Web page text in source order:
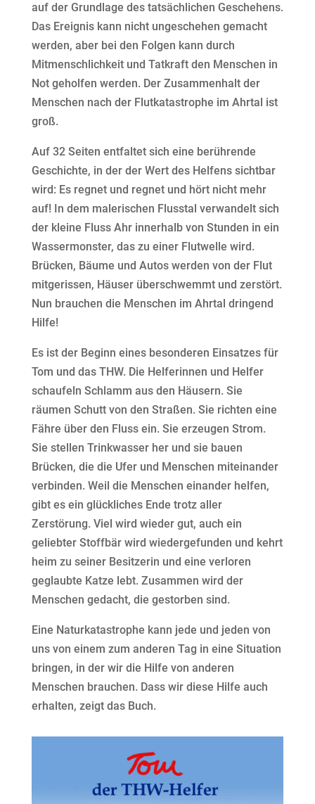
auf der Grundlage des tatsächlichen Geschehens.
Das Ereignis kann nicht ungeschehen gemacht
werden, aber bei den Folgen kann durch
Mitmenschlichkeit und Tatkraft den Menschen in
Not geholfen werden. Der Zusammenhalt der
Menschen nach der Flutkatastrophe im Ahrtal ist
groß.
Auf 32 Seiten entfaltet sich eine berührende
Geschichte, in der der Wert des Helfens sichtbar
wird: Es regnet und regnet und hört nicht mehr
auf! In dem malerischen Flusstal verwandelt sich
der kleine Fluss Ahr innerhalb von Stunden in ein
Wassermonster, das zu einer Flutwelle wird.
Brücken, Bäume und Autos werden von der Flut
mitgerissen, Häuser überschwemmt und zerstört.
Nun brauchen die Menschen im Ahrtal dringend
Hilfe!
Es ist der Beginn eines besonderen Einsatzes für
Tom und das THW. Die Helferinnen und Helfer
schaufeln Schlamm aus den Häusern. Sie
räumen Schutt von den Straßen. Sie richten eine
Fähre über den Fluss ein. Sie erzeugen Strom.
Sie stellen Trinkwasser her und sie bauen
Brücken, die die Ufer und Menschen miteinander
verbinden. Weil die Menschen einander helfen,
gibt es ein glückliches Ende trotz aller
Zerstörung. Viel wird wieder gut, auch ein
geliebter Stoffbär wird wiedergefunden und kehrt
heim zu seiner Besitzerin und eine verloren
geglaubte Katze lebt. Zusammen wird der
Menschen gedacht, die gestorben sind.
Eine Naturkatastrophe kann jede und jeden von
uns von einem zum anderen Tag in eine Situation
bringen, in der wir die Hilfe von anderen
Menschen brauchen. Dass wir diese Hilfe auch
erhalten, zeigt das Buch.